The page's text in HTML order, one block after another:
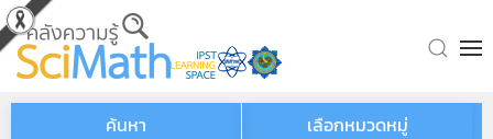
Skip to main content
ค้นหา เลือกหมวดหมู่